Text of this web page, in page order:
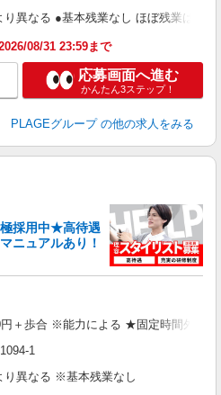
異なる ●基本残業なし ほぼ残業はあり
08/31 23:59まで
応募画面へ進む
かんたん3ステップ！
PLAGEグループ の他の求人をみる
極採用中★高待遇
ニュアルあり！
円＋歩合 ※能力による ★固定時間外手
1
異なる ※基本残業なし